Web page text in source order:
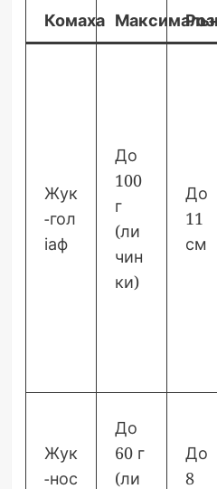
Комаха
Жук
-гол
іаф
До
100
г
(ли
чин
ки)
До
11
см
Жук
-нос
До
60 г
(ли
До
8